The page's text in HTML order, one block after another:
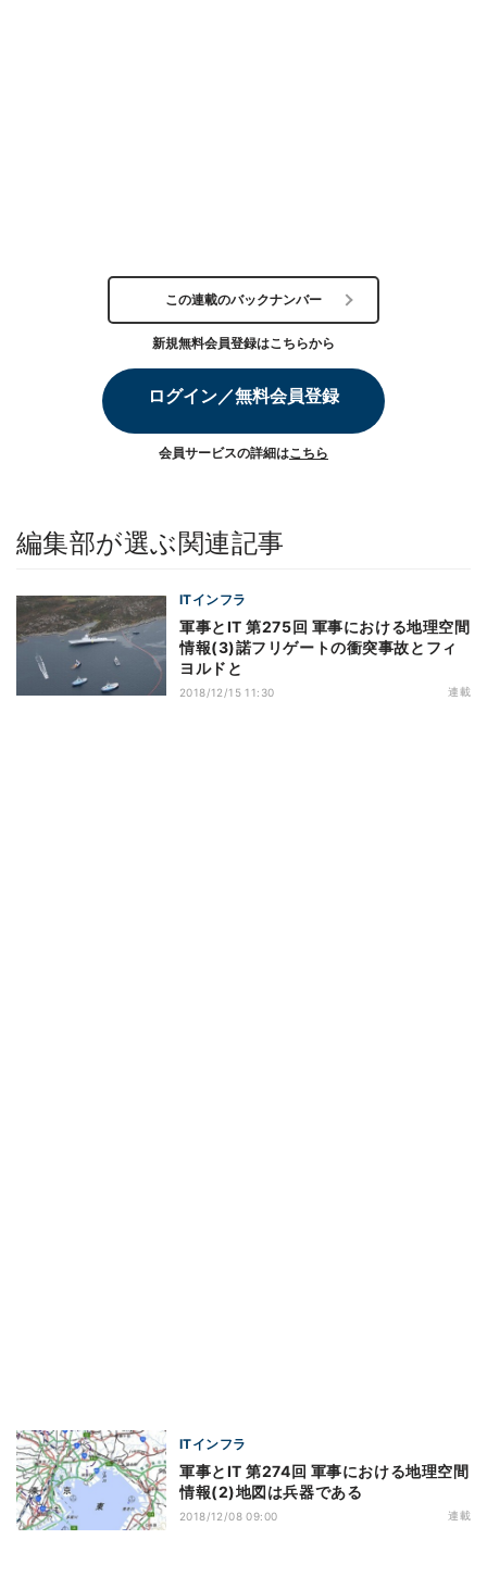
この連載のバックナンバー
新規無料会員登録はこちらから
ログイン／無料会員登録
会員サービスの詳細はこちら
編集部が選ぶ関連記事
ITインフラ
軍事とIT 第275回 軍事における地理空間
情報(3)諾フリゲートの衝突事故とフィ
ヨルドと
2018/12/15 11:30 連載
ITインフラ
軍事とIT 第274回 軍事における地理空間
情報(2)地図は兵器である
2018/12/08 09:00 連載